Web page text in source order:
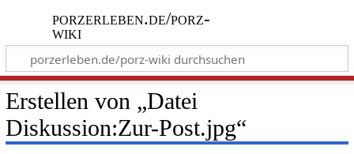
porzerleben.de/porz-
wiki
Erstellen von „Datei
Diskussion:Zur-Post.jpg“